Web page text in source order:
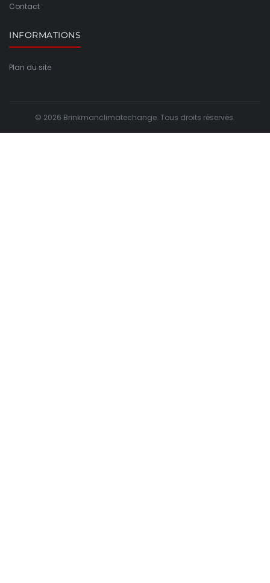
Contact
INFORMATIONS
Plan du site
© 2026 Brinkmanclimatechange. Tous droits réservés.